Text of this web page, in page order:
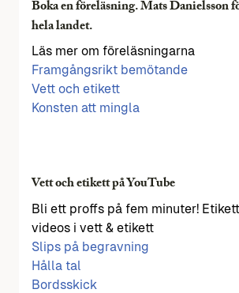
Boka en föreläsning. Mats Danielsson
hela landet.
Läs mer om föreläsningarna
Framgångsrikt bemötande
Vett och etikett
Konsten att mingla
Vett och etikett på YouTube
Bli ett proffs på fem minuter!
videos i vett & etikett
Slips på begravning
Hålla tal
Bordsskick